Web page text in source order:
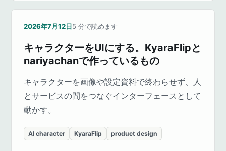
2026年7月12日5 分で読めます
キャラクターをUIにする。KyaraFlipと
nariyachanで作っているもの
キャラクターを画像や設定資料で終わらせず、人
とサービスの間をつなぐインターフェースとして
動かす。
AI character KyaraFlip product design